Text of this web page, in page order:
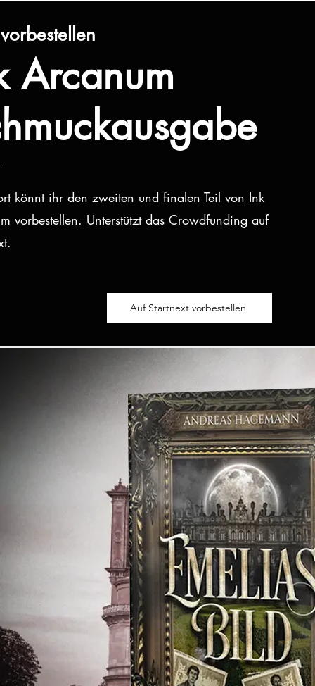
Arcanum
könnt ihr den zweiten und finalen Teil von Ink
vorbestellen. Unterstützt das Crowdfunding auf
Auf Startnext vorbestellen